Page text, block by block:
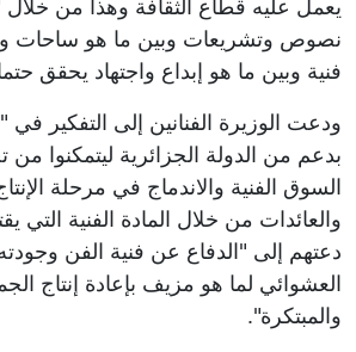
يعمل عليه قطاع الثقافة وهذا من خلال
نصوص وتشريعات وبين ما هو ساحات
فنية وبين ما هو إبداع واجتهاد يحقق
ودعت الوزيرة الفنانين إلى التفكير
بدعم من الدولة الجزائرية ليتمكنوا من
السوق الفنية والاندماج في مرحلة
والعائدات من خلال المادة الفنية التي
دعتهم إلى "الدفاع عن فنية الفن
العشوائي لما هو مزيف بإعادة إنتاج
والمبتكرة".